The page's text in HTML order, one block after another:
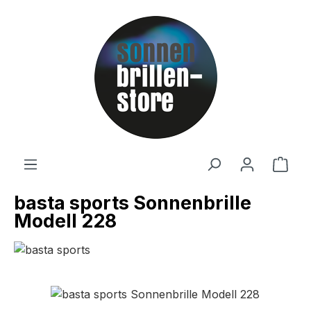
Zum Hauptinhalt springen
basta sports Sonnenbrille
Modell 228
Bildergalerie überspringen